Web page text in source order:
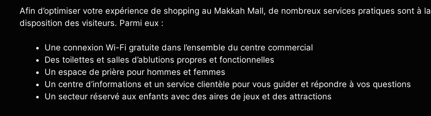
Afin d’optimiser votre expérience de shopping au Makkah Mall, de nombreux services pratiques sont à la
disposition des visiteurs. Parmi eux :
Une connexion Wi-Fi gratuite dans l’ensemble du centre commercial
Des toilettes et salles d’ablutions propres et fonctionnelles
Un espace de prière pour hommes et femmes
Un centre d’informations et un service clientèle pour vous guider et répondre à vos questions
Un secteur réservé aux enfants avec des aires de jeux et des attractions